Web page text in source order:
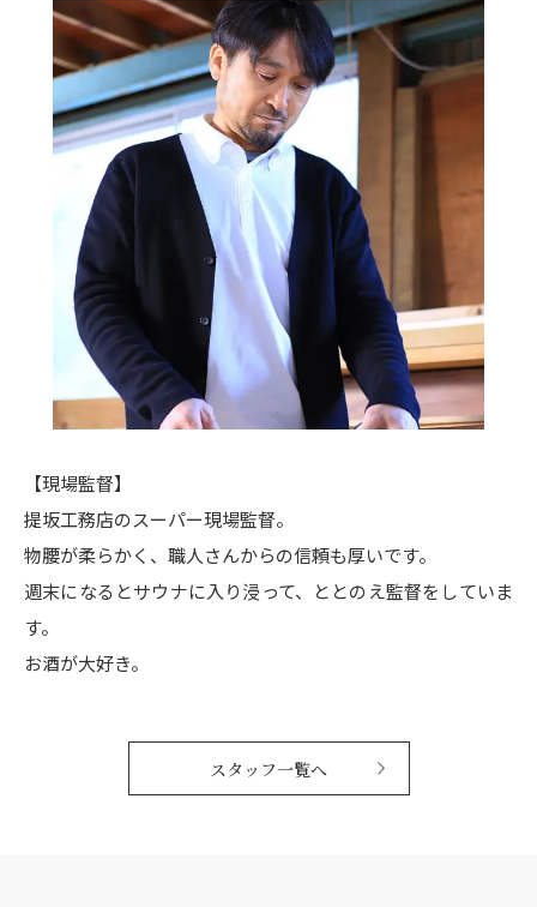
【現場監督】
提坂工務店のスーパー現場監督。
物腰が柔らかく、職人さんからの信頼も厚いです。
週末になるとサウナに入り浸って、ととのえ監督をしていま
す。
お酒が大好き。
スタッフ一覧へ